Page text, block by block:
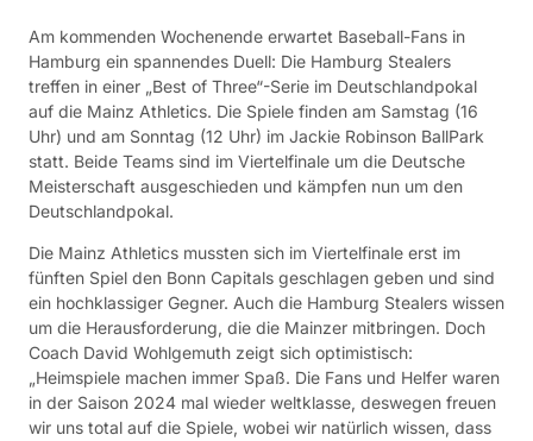
Am kommenden Wochenende erwartet Baseball-Fans in
Hamburg ein spannendes Duell: Die Hamburg Stealers
treffen in einer „Best of Three“-Serie im Deutschlandpokal
auf die Mainz Athletics. Die Spiele finden am Samstag (16
Uhr) und am Sonntag (12 Uhr) im Jackie Robinson BallPark
statt. Beide Teams sind im Viertelfinale um die Deutsche
Meisterschaft ausgeschieden und kämpfen nun um den
Deutschlandpokal.
Die Mainz Athletics mussten sich im Viertelfinale erst im
fünften Spiel den Bonn Capitals geschlagen geben und sind
ein hochklassiger Gegner. Auch die Hamburg Stealers wissen
um die Herausforderung, die die Mainzer mitbringen. Doch
Coach David Wohlgemuth zeigt sich optimistisch:
„Heimspiele machen immer Spaß. Die Fans und Helfer waren
in der Saison 2024 mal wieder weltklasse, deswegen freuen
wir uns total auf die Spiele, wobei wir natürlich wissen, dass